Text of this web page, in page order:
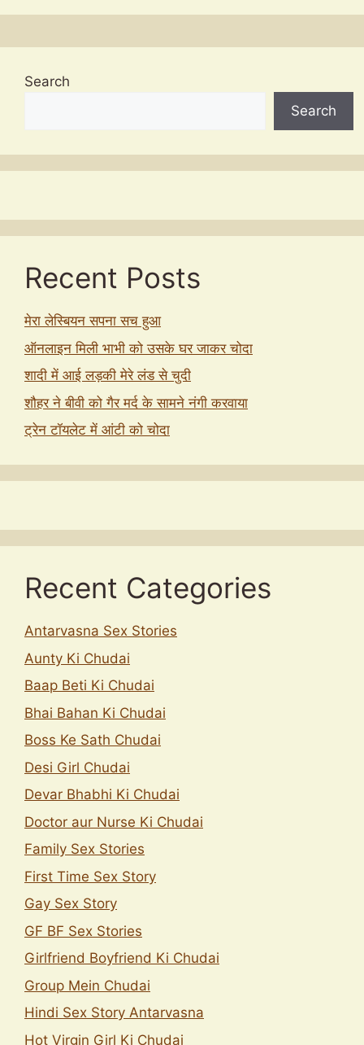
Search
Search
Recent Posts
मेरा लेस्बियन सपना सच हुआ
ऑनलाइन मिली भाभी को उसके घर जाकर चोदा
शादी में आई लड़की मेरे लंड से चुदी
शौहर ने बीवी को गैर मर्द के सामने नंगी करवाया
ट्रेन टॉयलेट में आंटी को चोदा
Recent Categories
Antarvasna Sex Stories
Aunty Ki Chudai
Baap Beti Ki Chudai
Bhai Bahan Ki Chudai
Boss Ke Sath Chudai
Desi Girl Chudai
Devar Bhabhi Ki Chudai
Doctor aur Nurse Ki Chudai
Family Sex Stories
First Time Sex Story
Gay Sex Story
GF BF Sex Stories
Girlfriend Boyfriend Ki Chudai
Group Mein Chudai
Hindi Sex Story Antarvasna
Hot Virgin Girl Ki Chudai